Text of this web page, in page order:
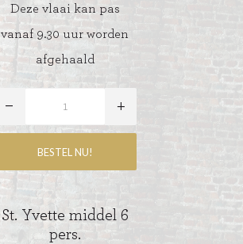
Deze vlaai kan pas
vanaf 9.30 uur worden
afgehaald
St. Yvette middel 6
pers.